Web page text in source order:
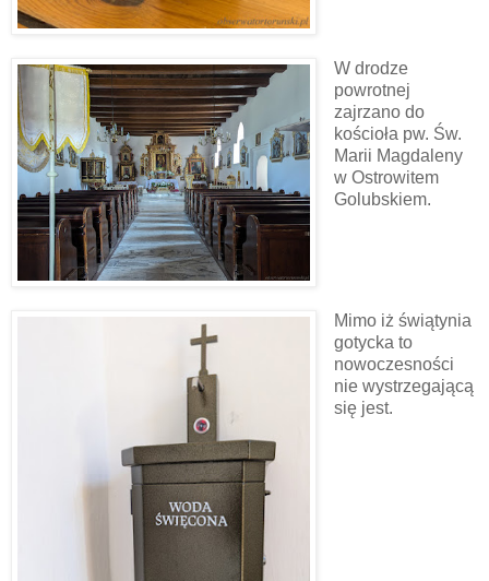
W drodze
powrotnej
zajrzano do
kościoła pw. Św.
Marii Magdaleny
w Ostrowitem
Golubskiem.
Mimo iż świątynia
gotycka to
nowoczesności
nie wystrzegającą
się jest.